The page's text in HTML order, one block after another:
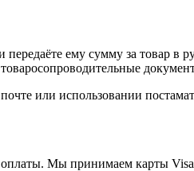
ему сумму за товар в
или использовании
Мы принимаем карты